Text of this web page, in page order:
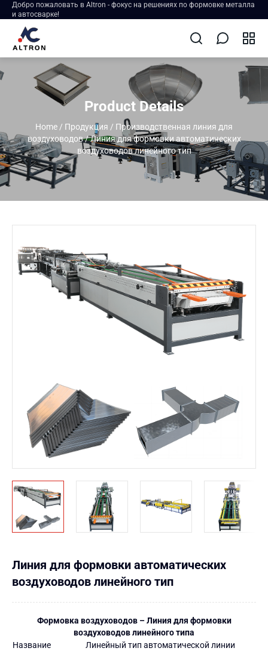
Добро пожаловать в Altron - фокус на решениях по формовке металла
и автосварке!
Product Details
Home / Продукция / Производственная линия для
воздуховодов/Линия для формовки автоматических
воздуховодов линейного тип
Линия для формовки автоматических
воздуховодов линейного тип
Формовка воздуховодов – Линия для формовки
воздуховодов линейного типа
Название
Линейный тип автоматической линии